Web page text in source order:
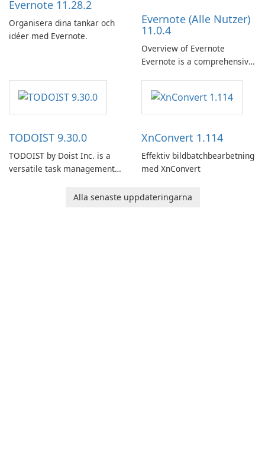
Evernote 11.28.2
Organisera dina tankar och
idéer med Evernote.
Evernote (Alle Nutzer)
11.0.4
Overview of Evernote
Evernote is a comprehensive
users capture, organize, and
access information across
TODOIST 9.30.0
TODOIST by Doist Inc. is a
versatile task management
individuals and teams
XnConvert 1.114
Effektiv bildbatchbearbetning
med XnConvert
Alla senaste uppdateringarna